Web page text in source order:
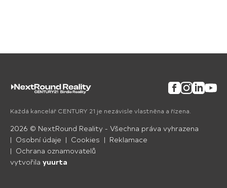
Každá kancelář CENTURY 21 je nezávisle vlastněna a řízena.
2026 © NextRound Reality - Všechna práva vyhrazena
Osobní údaje
Cookies
Reklamace
Ochrana oznamovatelů
vytvořila yuurta